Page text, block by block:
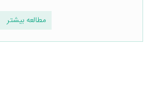
مطالعه بیشتر